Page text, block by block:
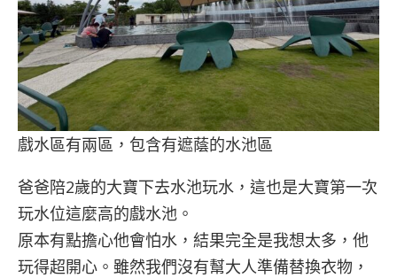
戲水區有兩區，包含有遮蔭的水池區
爸爸陪2歲的大寶下去水池玩水，這也是大寶第一次
玩水位這麼高的戲水池。
原本有點擔心他會怕水，結果完全是我想太多，他
玩得超開心。雖然我們沒有幫大人準備替換衣物，